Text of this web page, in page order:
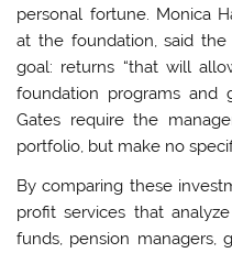
personal fortune. Monica
at the foundation, said
goal: returns “that will
foundation programs and
Gates require the
portfolio, but make no
By comparing these
profit services that
funds, pension managers,